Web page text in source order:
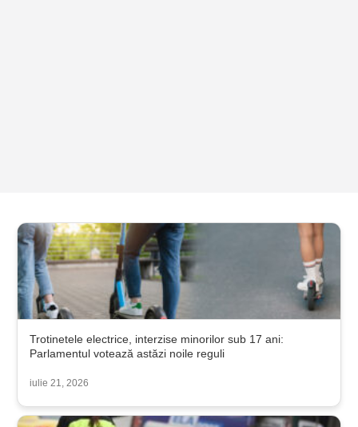
Trotinetele electrice, interzise minorilor sub 17 ani:
Parlamentul votează astăzi noile reguli
iulie 21, 2026